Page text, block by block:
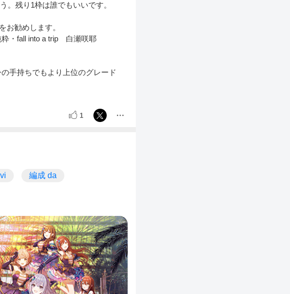
。残り1枠は誰でもいいです。
お勧めします。
・fall into a trip 白瀬咲耶
手持ちでもより上位のグレード
1
編成 da